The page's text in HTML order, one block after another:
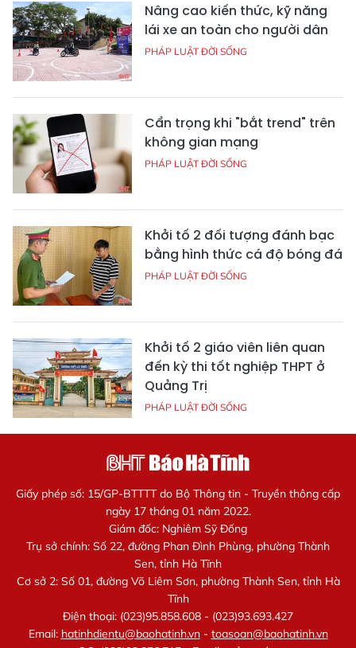
Nâng cao kiến thức, kỹ năng
lái xe an toàn cho người dân
PHÁP LUẬT ĐỜI SỐNG
Cẩn trọng khi "bắt trend" trên
không gian mạng
PHÁP LUẬT ĐỜI SỐNG
Khởi tố 2 đối tượng đánh bạc
bằng hình thức cá độ bóng đá
PHÁP LUẬT ĐỜI SỐNG
Khởi tố 2 giáo viên liên quan
đến kỳ thi tốt nghiệp THPT ở
Quảng Trị
PHÁP LUẬT ĐỜI SỐNG
Giấy phép số: 15/GP-BTTTT do Bộ Thông tin - Truyền thông cấp
ngày 17 tháng 01 năm 2022.
Giám đốc: Nghiêm Sỹ Đống
Trụ sở chính: Số 22, đường Phan Đình Phùng, phường Thành
Sen, tỉnh Hà Tĩnh
Cơ sở 2: Số 01, đường Võ Liêm Sơn, phường Thành Sen, tỉnh Hà
Tĩnh
Điện thoại: (023)95.858.608 - (023)93.693.427
Email: hatinhdientu@baohatinh.vn- toasoan@baohatinh.vn